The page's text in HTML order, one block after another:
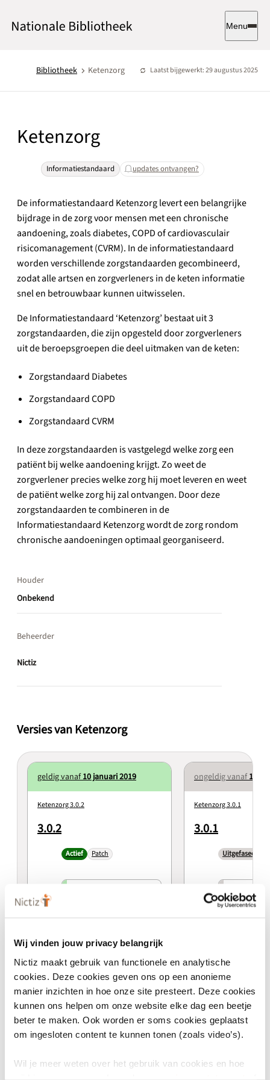
Wij vinden jouw privacy belangrijk
Nictiz maakt gebruik van functionele en analytische
cookies. Deze cookies geven ons op een anonieme
manier inzichten in hoe onze site presteert. Deze cookies
kunnen ons helpen om onze website elke dag een beetje
beter te maken. Ook worden er soms cookies geplaatst
om ingesloten content te kunnen tonen (zoals video’s).
Wil je meer weten over het gebruik van cookies en hoe
Menu
Bibliotheek Ketenzorg Laatst bijgewerkt: 29 augustus 2025
Ketenzorg
Informatiestandaard updates ontvangen?
De informatiestandaard Ketenzorg levert een belangrijke
bijdrage in de zorg voor mensen met een chronische
aandoening, zoals diabetes, COPD of cardiovasculair
risicomanagement (CVRM). In de informatiestandaard
worden verschillende zorgstandaarden gecombineerd,
zodat alle artsen en zorgverleners in de keten informatie
snel en betrouwbaar kunnen uitwisselen.
De Informatiestandaard ‘Ketenzorg’ bestaat uit 3
zorgstandaarden, die zijn opgesteld door zorgverleners
uit de beroepsgroepen die deel uitmaken van de keten:
Zorgstandaard Diabetes
Zorgstandaard COPD
Zorgstandaard CVRM
In deze zorgstandaarden is vastgelegd welke zorg een
patiënt bij welke aandoening krijgt. Zo weet de
zorgverlener precies welke zorg hij moet leveren en weet
de patiënt welke zorg hij zal ontvangen. Door deze
zorgstandaarden te combineren in de
Informatiestandaard Ketenzorg wordt de zorg rondom
chronische aandoeningen optimaal georganiseerd.
Houder
Onbekend
Beheerder
Nictiz
Versies van Ketenzorg
geldig vanaf 10 januari 2019
Ketenzorg 3.0.2
3.0.2
Actief Patch
Verwijzing HIS - KIS
Afbreken Verwijzing
(HIS - KIS) 3.0.2
Afbreken verwijzing
HIS - KIS
Use case
ongeldig vanaf 10
Ketenzorg 3.0.1
3.0.1
Uitgefaseerd
Use case
Afbreken
(HIS -
Afbreken
HIS - KIS
Use case